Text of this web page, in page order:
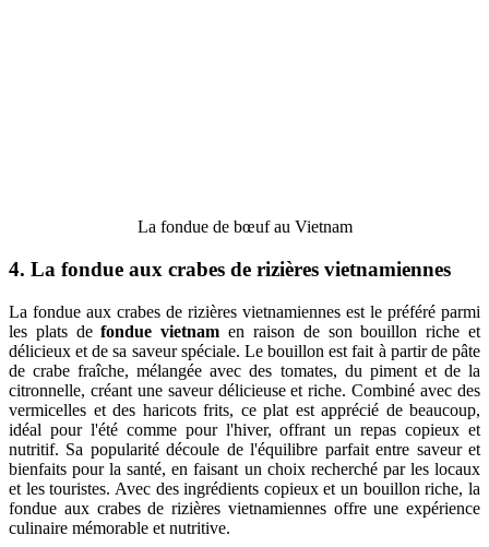
La fondue de bœuf au Vietnam
4. La fondue aux crabes de rizières vietnamiennes
La fondue aux crabes de rizières vietnamiennes est le préféré parmi
les plats defondue vietnam en raison de son bouillon riche et
délicieux et de sa saveur spéciale. Le bouillon est fait à partir de pâte
de crabe fraîche, mélangée avec des tomates, du piment et de la
citronnelle, créant une saveur délicieuse et riche. Combiné avec des
vermicelles et des haricots frits, ce plat est apprécié de beaucoup,
idéal pour l'été comme pour l'hiver, offrant un repas copieux et
nutritif. Sa popularité découle de l'équilibre parfait entre saveur et
bienfaits pour la santé, en faisant un choix recherché par les locaux
et les touristes. Avec des ingrédients copieux et un bouillon riche, la
fondue aux crabes de rizières vietnamiennes offre une expérience
culinaire mémorable et nutritive.